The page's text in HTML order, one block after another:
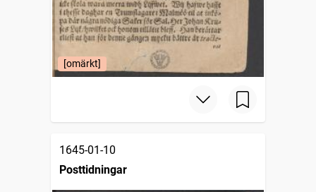
[omärkt]
1645-01-10
Posttidningar